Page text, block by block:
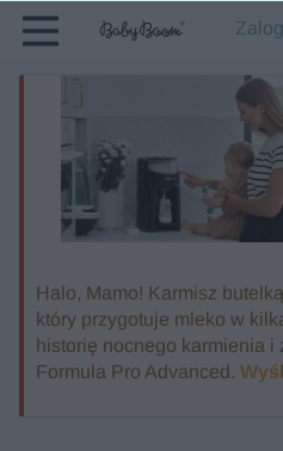
Halo, Mamo! Karmisz
który przygotuje mleko w
historię nocnego karmienia i
Formula Pro Advanced.